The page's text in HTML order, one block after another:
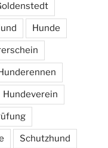
Hunde
Hundeverein
Schutzhund